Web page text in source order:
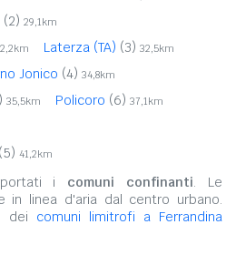
(2) 29,1km
Laterza (TA) (3) 32,5km
Jonico (4) 34,8km
35,5km Policoro (6) 37,1km
(5) 41,2km
i comuni confinanti. Le
in linea d'aria dal centro urbano.
dei comuni limitrofi a Ferrandina